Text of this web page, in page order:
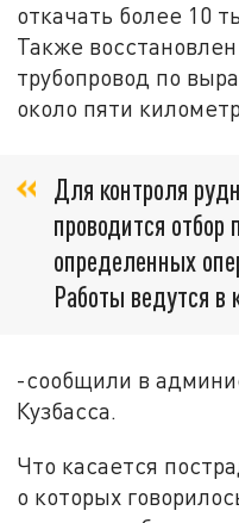
откачать более 10
Также
трубопровод по
около пяти
Для контроля
проводится отбор
определенных
Работы ведутся в
-сообщили в
Кузбасса.
Что касается
о которых